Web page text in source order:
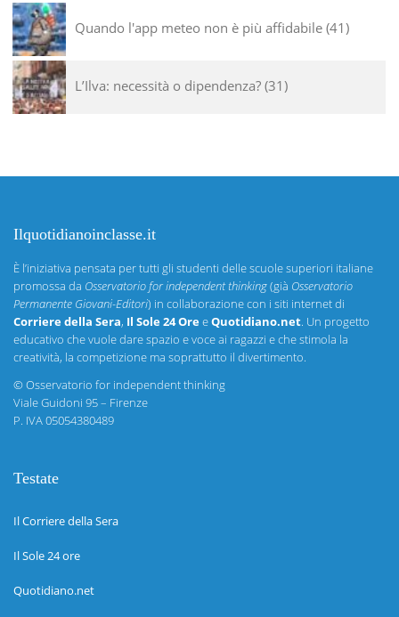
Quando l'app meteo non è più affidabile 41
L’Ilva: necessità o dipendenza? 31
Ilquotidianoinclasse.it
È l’iniziativa pensata per tutti gli studenti delle scuole superiori italiane
promossa da Osservatorio for independent thinking(già Osservatorio
Permanente Giovani-Editori) in collaborazione con i siti internet di
Corriere della Sera, Il Sole 24 OreeQuotidiano.net. Un progetto
educativo che vuole dare spazio e voce ai ragazzi e che stimola la
creatività, la competizione ma soprattutto il divertimento.
©Osservatorio for independent thinking
Viale Guidoni 95 – Firenze
P. IVA 05054380489
Testate
Il Corriere della Sera
Il Sole 24 ore
Quotidiano.net